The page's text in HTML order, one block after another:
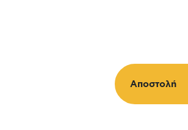
Αποστολή